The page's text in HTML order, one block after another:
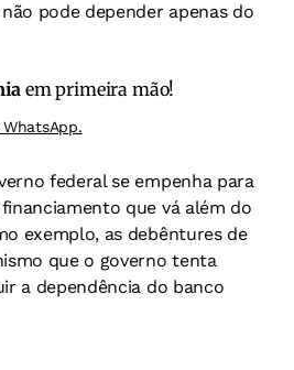
pode depender apenas do
em primeira mão!
federal se empenha para
que vá além do
exemplo, as debêntures de
que o governo tenta
a dependência do banco